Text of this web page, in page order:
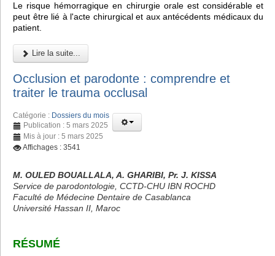
Le risque hémorragique en chirurgie orale est considérable et
peut être lié à l'acte chirurgical et aux antécédents médicaux du
patient.
Lire la suite...
Occlusion et parodonte : comprendre et
traiter le trauma occlusal
Catégorie : Dossiers du mois
Publication : 5 mars 2025
Mis à jour : 5 mars 2025
Affichages : 3541
M. OULED BOUALLALA, A. GHARIBI, Pr. J. KISSA
Service de parodontologie, CCTD-CHU IBN ROCHD
Faculté de Médecine Dentaire de Casablanca
Université Hassan II, Maroc
RÉSUMÉ